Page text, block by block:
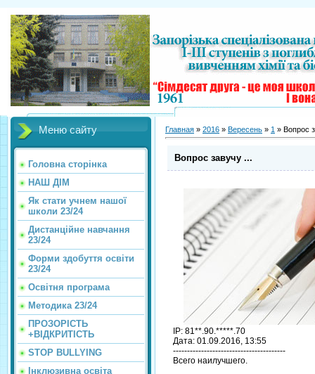
Меню сайту
Головна сторінка
НАШ ДІМ
Як стати учнем нашої
школи 23/24
Дистанційне навчання
23/24
Форми здобуття освіти
23/24
Освітня програма
Методика 23/24
ПРОЗОРІСТЬ
+ВІДКРИТІСТЬ
STOP BULLYING
Інклюзивна освіта
Главная » 2016 » Вересень » 1 » Вопрос
Вопрос завучу ...
IP: 81**.90.*****.70
Дата: 01.09.2016, 13:55
----------------------------------------
Всего наилучшего.